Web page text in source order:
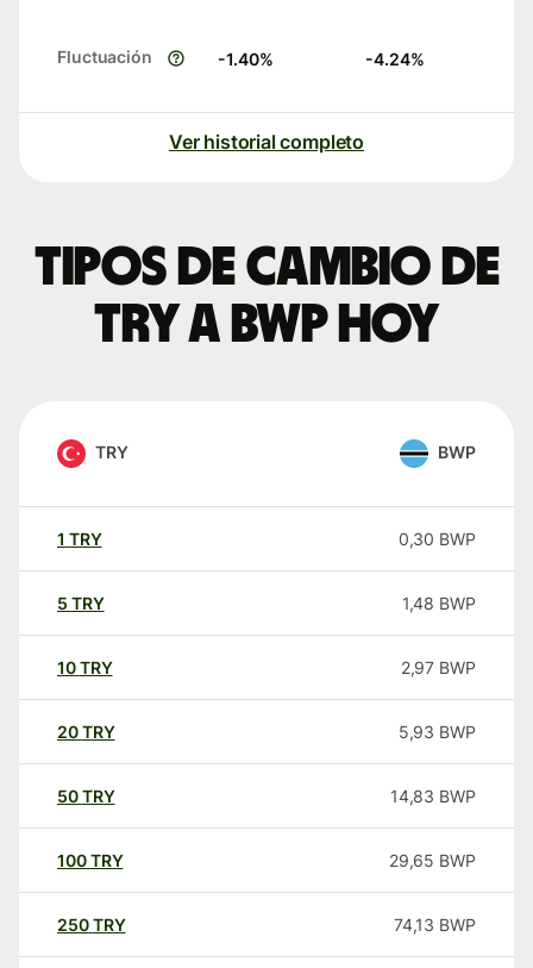
Fluctuación -1.40% -4.24%
Ver historial completo
Tipos de cambio de
TRY a BWP hoy
TRY BWP
1 TRY 0,30 BWP
5 TRY 1,48 BWP
10TRY 2,97 BWP
20TRY 5,93 BWP
50TRY 14,83 BWP
100TRY 29,65 BWP
250TRY 74,13 BWP